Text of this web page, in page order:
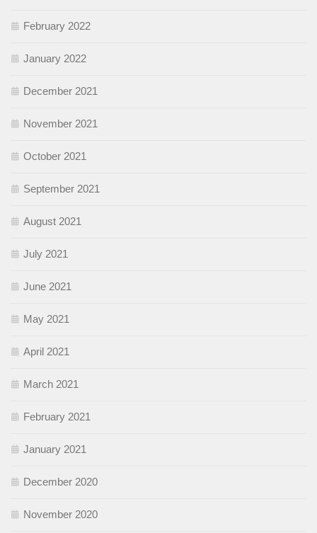
February 2022
January 2022
December 2021
November 2021
October 2021
September 2021
August 2021
July 2021
June 2021
May 2021
April 2021
March 2021
February 2021
January 2021
December 2020
November 2020